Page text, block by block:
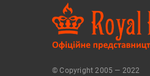
© Copyright 2005 — 2022